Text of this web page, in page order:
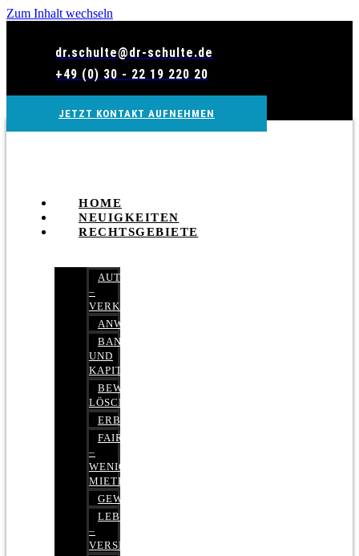
Zum Inhalt wechseln
dr.schulte@dr-schulte.de
+49 (0) 30 - 22 19 220 20
JETZT KONTAKT AUFNEHMEN
HOME
NEUIGKEITEN
RECHTSGEBIETE
AUTOBETRUG
–
VERKEHRSRECHT
ANWALTSHAFTUNGSRECHT
BANK-
UND
KAPITALMARKTRECHT
BEWERTUNGEN
LÖSCHEN
ERBRECHT
FAIRMIETEN
–
WENIGER
MIETE
GEWERBERECHT
LEBENSVERSICHERUNG
–
VERSICHERUNGSRECHT